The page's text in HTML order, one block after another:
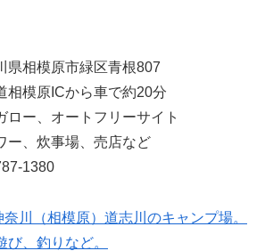
模原市緑区青根807
模原ICから車で約20分
ロー、オートフリーサイト
、炊事場、売店など
1380
川（相模原）道志川のキャンプ場。
、釣りなど。